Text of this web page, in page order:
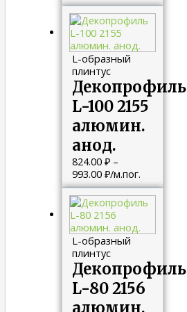
L-образный
плинтус
Декопрофиль
L-100 2155
алюмин.
анод.
824.00₽ –
993.00₽/м.пог.
L-образный
плинтус
Декопрофиль
L-80 2156
алюмин.